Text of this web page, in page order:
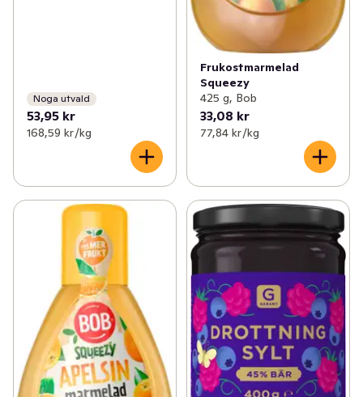
Noga utvald
53,95 kr
168,59 kr /kg
Frukostmarmelad
Squeezy
425 g, Bob
33,08 kr
77,84 kr /kg